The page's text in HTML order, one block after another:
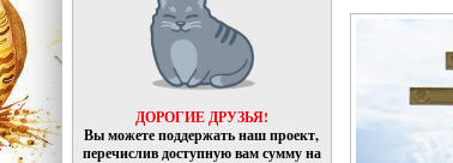
ДОРОГИЕ ДРУЗЬЯ!
Вы можете поддержать наш проект,
перечислив доступную вам сумму на